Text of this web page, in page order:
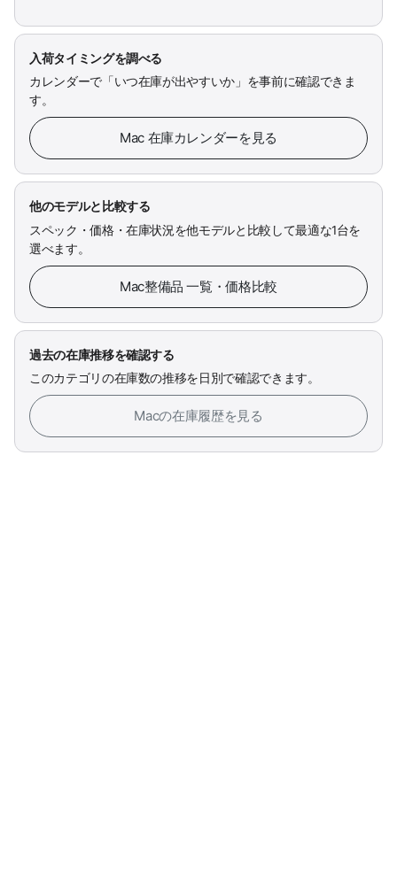
入荷タイミングを調べる
カレンダーで「いつ在庫が出やすいか」を事前に確認できま
す。
Mac 在庫カレンダーを見る
他のモデルと比較する
スペック・価格・在庫状況を他モデルと比較して最適な1台を
選べます。
Mac整備品 一覧・価格比較
過去の在庫推移を確認する
このカテゴリの在庫数の推移を日別で確認できます。
Macの在庫履歴を見る